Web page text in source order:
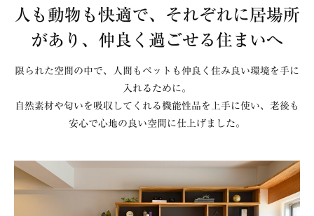
人も動物も快適で、それぞれに居場所
があり、仲良く過ごせる住まいへ
限られた空間の中で、人間もペットも仲良く住み良い環境を手に
入れるために。
自然素材や匂いを吸収してくれる機能性品を上手に使い、老後も
安心で心地の良い空間に仕上げました。